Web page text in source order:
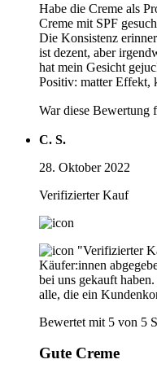
Habe die Creme als
Creme mit SPF
Die Konsistenz
ist dezent, aber
hat mein Gesicht
Positiv: matter Effekt,
War diese Bewertung
C. S.
28. Oktober 2022
Verifizierter Kauf
"Verifizierter
Käufer:innen
bei uns gekauft
alle, die ein
Bewertet mit 5 von 5
Gute Creme